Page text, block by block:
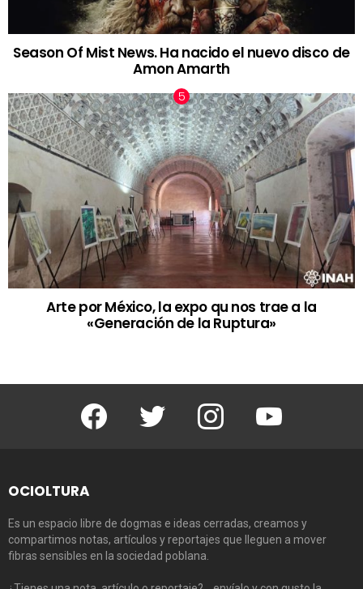
Season Of Mist News. Ha nacido el nuevo disco de
Amon Amarth
Arte por México, la expo qu nos trae a la
«Generación de la Ruptura»
Facebook Twitter Instagram
OCIOLTURA
Es un espacio libre de dogmas e ideas cerradas, creamos y
compartimos notas, artículos y reportajes que lleguen a mover
fibras sensibles en la sociedad poblana.